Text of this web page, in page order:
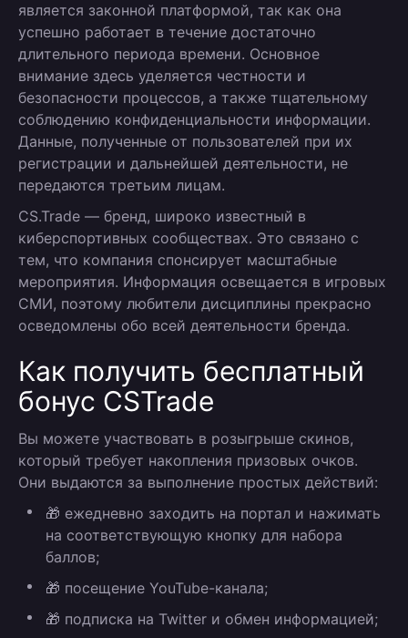
является законной платформой, так как она
успешно работает в течение достаточно
длительного периода времени. Основное
внимание здесь уделяется честности и
безопасности процессов, а также тщательному
соблюдению конфиденциальности информации.
Данные, полученные от пользователей при их
регистрации и дальнейшей деятельности, не
передаются третьим лицам.
CS.Trade — бренд, широко известный в
киберспортивных сообществах. Это связано с
тем, что компания спонсирует масштабные
мероприятия. Информация освещается в игровых
СМИ, поэтому любители дисциплины прекрасно
осведомлены обо всей деятельности бренда.
Как получить бесплатный
бонус CSTrade
Вы можете участвовать в розыгрыше скинов,
который требует накопления призовых очков.
Они выдаются за выполнение простых действий:
🎁 ежедневно заходить на портал и нажимать
на соответствующую кнопку для набора
баллов;
🎁 посещение YouTube-канала;
🎁 подписка на Twitter и обмен информацией;